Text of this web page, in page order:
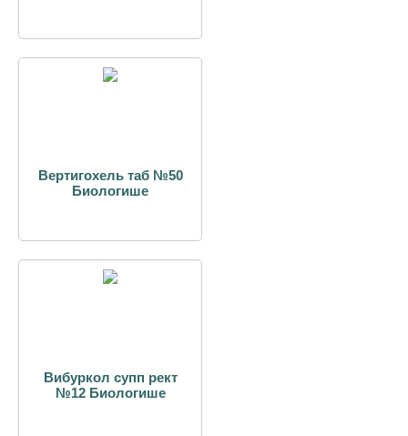
Вертигохель таб №50
Биологише
Вибуркол супп рект
№12 Биологише